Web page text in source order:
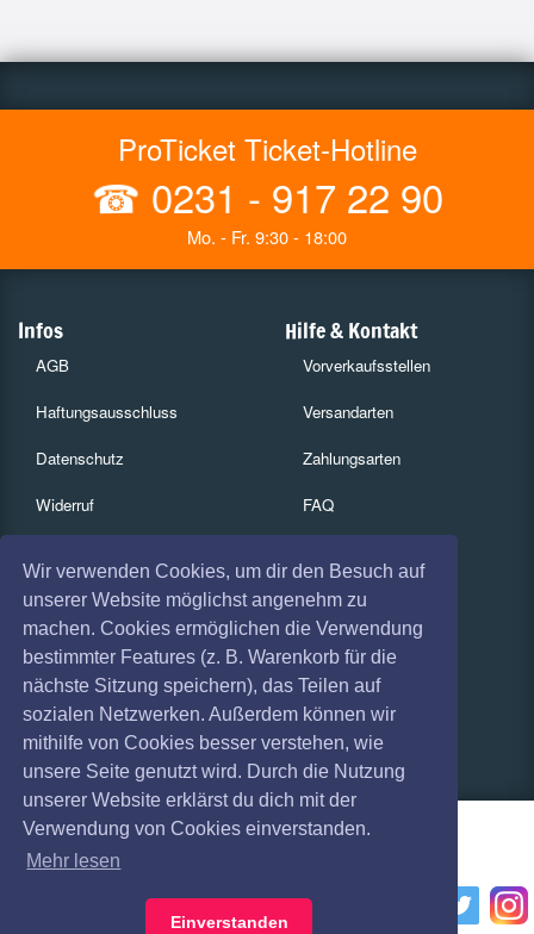
Wir verwenden Cookies, um dir den Besuch auf
unserer Website möglichst angenehm zu
machen. Cookies ermöglichen die Verwendung
bestimmter Features (z. B. Warenkorb für die
nächste Sitzung speichern), das Teilen auf
sozialen Netzwerken. Außerdem können wir
mithilfe von Cookies besser verstehen, wie
unsere Seite genutzt wird. Durch die Nutzung
unserer Website erklärst du dich mit der
Verwendung von Cookies einverstanden.
Mehr lesen
Einverstanden
ProTicket Ticket-Hotline
☎ 0231 - 917 22 90
Mo. - Fr. 9:30 - 18:00
Infos
AGB
Haftungsausschluss
Datenschutz
Widerruf
Absagen
Hilfe & Kontakt
Vorverkaufsstellen
Versandarten
Zahlungsarten
FAQ
Services
Gutscheine
Geschäftskunden
Kartenrückgabe
Besucherregistrierung